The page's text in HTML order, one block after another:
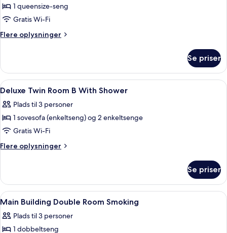
1 queensize-seng
Gratis Wi-Fi
Flere oplysninger
Flere
Se priser
Indlæs
alle
billeder
af
Deluxe
Twin
With
Shower
Pengeskab på værelset, skrivebord,
5
Deluxe Twin Room B With Shower
Plads til 3 personer
1 sovesofa (enkeltseng) og 2 enkeltsenge
Gratis Wi-Fi
Flere oplysninger
Flere
Twin
Room
B
Shower
Se priser
Indlæs
alle
billeder
Et hotelværelse med en stor seng,
1
Main Building Double Room Smoking
Plads til 3 personer
1 dobbeltseng